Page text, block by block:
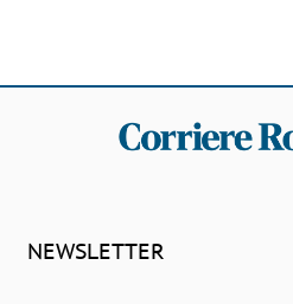
NEWSLETTER